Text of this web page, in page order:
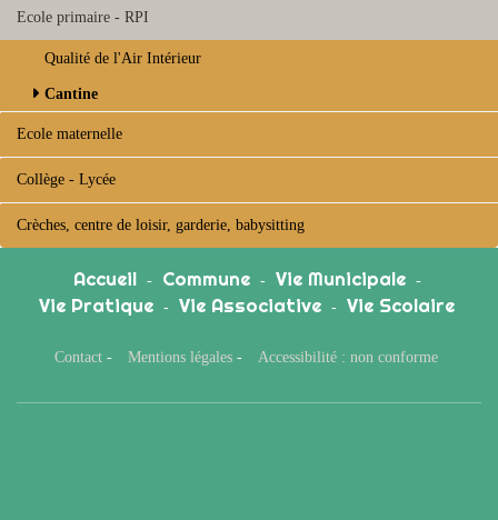
Ecole primaire - RPI
Qualité de l'Air Intérieur
Cantine
Ecole maternelle
Collège - Lycée
Crèches, centre de loisir, garderie, babysitting
Accueil - Commune - Vie Municipale -
Vie Pratique - Vie Associative - Vie Scolaire
Contact - Mentions légales - Accessibilité : non conforme